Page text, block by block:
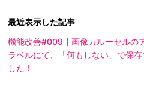
最近表示した記事
機能改善#009┃画像カルーセルの
ラベルにて、「何もしない」で保
した！